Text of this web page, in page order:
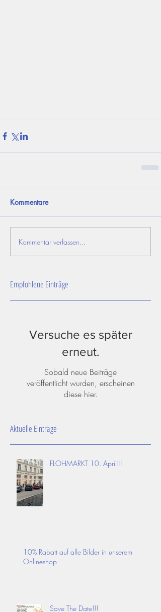
Kommentare
Kommentar verfassen...
Empfohlene Einträge
Versuche es später
erneut.
Sobald neue Beiträge
veröffentlicht wurden, erscheinen
diese hier.
Aktuelle Einträge
FLOHMARKT 10. April!!!
10% Rabatt auf alle Bilder in unserem
Onlineshop
Save The Date!!!